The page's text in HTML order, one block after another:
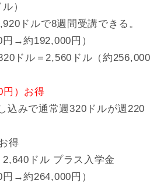
）
ドルで8週間受講できる。
円→約192,000円）
ドル＝2,560ドル（約256,000
円）お得
込みで通常週320ドルが週220
得
ドル プラス入学金
円→約264,000円）